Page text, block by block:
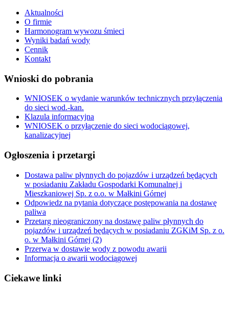
Aktualności
O firmie
Harmonogram wywozu śmieci
Wyniki badań wody
Cennik
Kontakt
Wnioski do pobrania
WNIOSEK o wydanie warunków technicznych przyłączenia
do sieci wod.-kan.
Klazula informacyjna
WNIOSEK o przyłączenie do sieci wodociągowej,
kanalizacyjnej
Ogłoszenia i przetargi
Dostawa paliw płynnych do pojazdów i urządzeń będących
w posiadaniu Zakładu Gospodarki Komunalnej i
Mieszkaniowej Sp. z o.o. w Małkini Górnej
Odpowiedz na pytania dotyczące postępowania na dostawę
paliwa
Przetarg nieograniczony na dostawę paliw płynnych do
pojazdów i urządzeń będących w posiadaniu ZGKiM Sp. z o.
o. w Małkini Górnej (2)
Przerwa w dostawie wody z powodu awarii
Informacja o awarii wodociągowej
Ciekawe linki